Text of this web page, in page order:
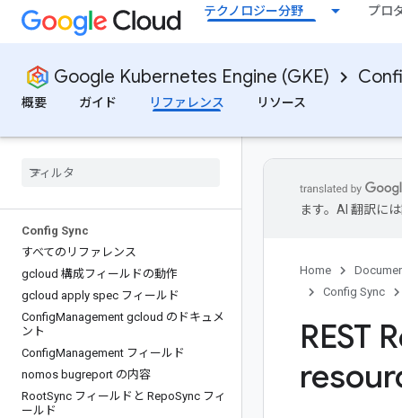
テクノロジー分野 プロ
Google Kubernetes Engine (GKE)
概要
ガイド リファレンス リソース
Config Sync
すべてのリファレンス
gcloud 構成フィールドの動作
gcloud apply spec フィールド
ConfigManagement gcloud のドキュメ
ント
ConfigManagement フィールド
nomos bugreport の内容
RootSync フィールドと RepoSync フィ
ールド
ます。AI 翻訳に
Home
Config Sync
REST